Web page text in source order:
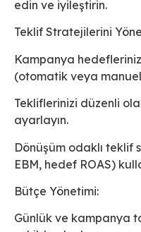
edin ve iyileştirin.
Teklif Stratejilerini
Kampanya
(otomatik veya
Tekliflerinizi düzenli
ayarlayın.
Dönüşüm odaklı teklif
EBM, hedef ROAS)
Bütçe Yönetimi:
Günlük ve kampanya